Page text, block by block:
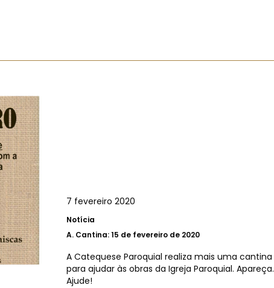
7 fevereiro 2020
Notícia
A. Cantina: 15 de fevereiro de 2020
A Catequese Paroquial realiza mais uma cantina
para ajudar às obras da Igreja Paroquial. Apareça.
Ajude!